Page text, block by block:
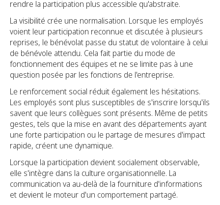
rendre la participation plus accessible qu'abstraite.
La visibilité crée une normalisation. Lorsque les employés
voient leur participation reconnue et discutée à plusieurs
reprises, le bénévolat passe du statut de volontaire à celui
de bénévole attendu. Cela fait partie du mode de
fonctionnement des équipes et ne se limite pas à une
question posée par les fonctions de l'entreprise.
Le renforcement social réduit également les hésitations.
Les employés sont plus susceptibles de s'inscrire lorsqu'ils
savent que leurs collègues sont présents. Même de petits
gestes, tels que la mise en avant des départements ayant
une forte participation ou le partage de mesures d'impact
rapide, créent une dynamique.
Lorsque la participation devient socialement observable,
elle s'intègre dans la culture organisationnelle. La
communication va au-delà de la fourniture d'informations
et devient le moteur d'un comportement partagé.